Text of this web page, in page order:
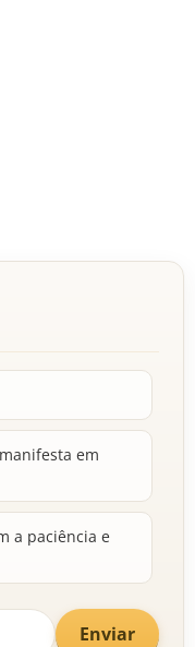
em
a paciência e
Enviar